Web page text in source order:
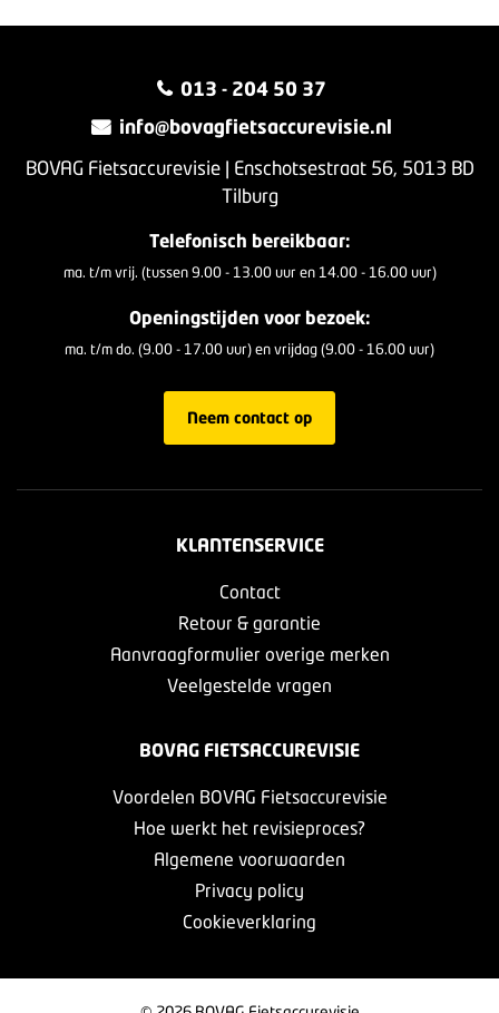
013 - 204 50 37
info@bovagfietsaccurevisie.nl
BOVAG Fietsaccurevisie | Enschotsestraat 56, 5013 BD
Tilburg
Telefonisch bereikbaar:
ma. t/m vrij. (tussen 9.00 - 13.00 uur en 14.00 - 16.00 uur)
Openingstijden voor bezoek:
ma. t/m do. (9.00 - 17.00 uur) en vrijdag (9.00 - 16.00 uur)
Neem contact op
KLANTENSERVICE
Contact
Retour & garantie
Aanvraagformulier overige merken
Veelgestelde vragen
BOVAG FIETSACCUREVISIE
Voordelen BOVAG Fietsaccurevisie
Hoe werkt het revisieproces?
Algemene voorwaarden
Privacy policy
Cookieverklaring